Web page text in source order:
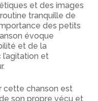
et des images
tranquille de
des petits
évoque
et de la
et
cette chanson est
son propre vécu et